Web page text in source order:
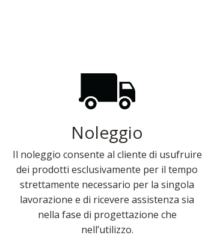
Noleggio
Il noleggio consente al cliente di usufruire
dei prodotti esclusivamente per il tempo
strettamente necessario per la singola
lavorazione e di ricevere assistenza sia
nella fase di progettazione che
nell’utilizzo.